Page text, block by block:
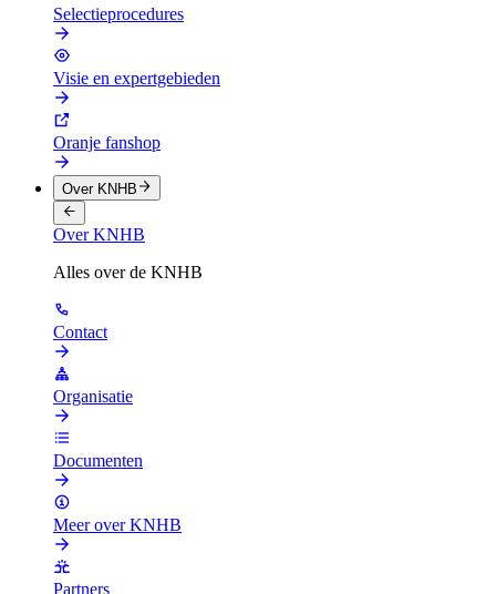
Selectieprocedures
Visie en expertgebieden
Oranje fanshop
Over KNHB
Over KNHB
Alles over de KNHB
Contact
Organisatie
Documenten
Meer over KNHB
Partners